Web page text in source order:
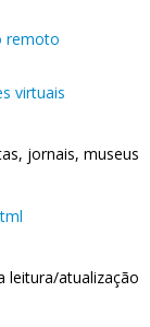
remoto
virtuais
jornais, museus
leitura/atualização